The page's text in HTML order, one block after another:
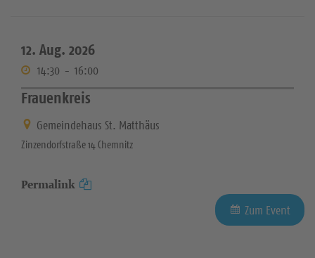
12. Aug. 2026
14:30 - 16:00
Frauenkreis
Gemeindehaus St. Matthäus
Zinzendorfstraße 14 Chemnitz
Permalink
Zum Event